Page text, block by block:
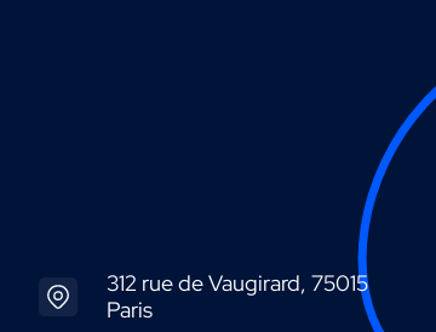
312 rue de Vaugirard, 75015
Paris